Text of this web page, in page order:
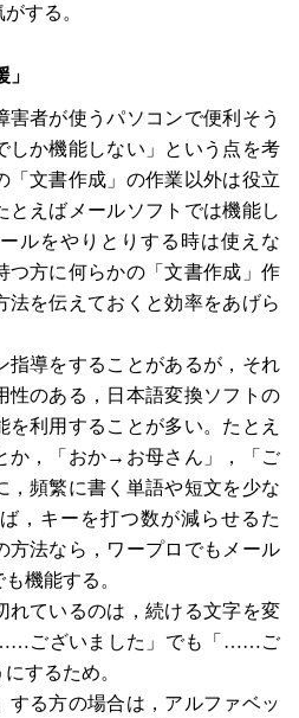
する。
者が使うパソコンで便利そう
しか機能しない」という点を考
「文書作成」の作業以外は役立
とえばメールソフトでは機能し
ルをやりとりする時は使えな
つ方に何らかの「文書作成」作
法を伝えておくと効率をあげら
導をすることがあるが，それ
性のある，日本語変換ソフトの
を利用することが多い。たとえ
か，「おか→お母さん」，「ご
頻繁に書く単語や短文を少な
，キーを打つ数が減らせるた
方法なら，ワープロでもメール
機能する。
ているのは，続ける文字を変
ございました」でも「……ご
するため。
る方の場合は，アルファベッ